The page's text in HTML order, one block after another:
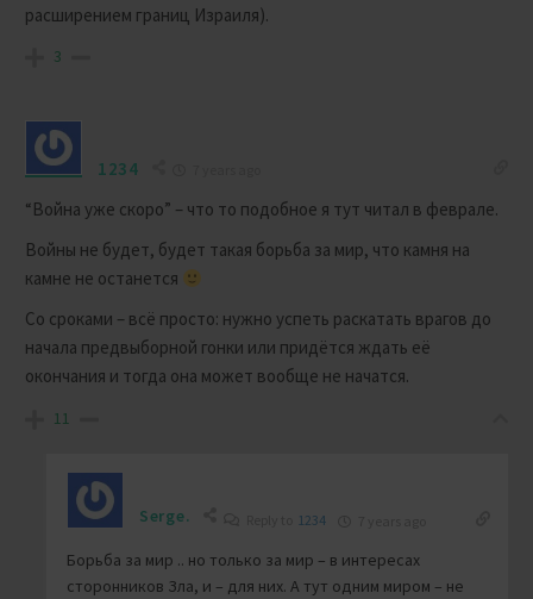
расширением границ Израиля).
3
1234
“Война уже скоро” – что то подобное я тут читал в феврале.
Войны не будет, будет такая борьба за мир, что камня на
камне не останется
Со сроками – всё просто: нужно успеть раскатать врагов до
начала предвыборной гонки или придётся ждать её
окончания и тогда она может вообще не начатся.
11
Serge. 1234
Борьба за мир .. но только за мир – в интересах
сторонников Зла, и – для них. А тут одним миром – не